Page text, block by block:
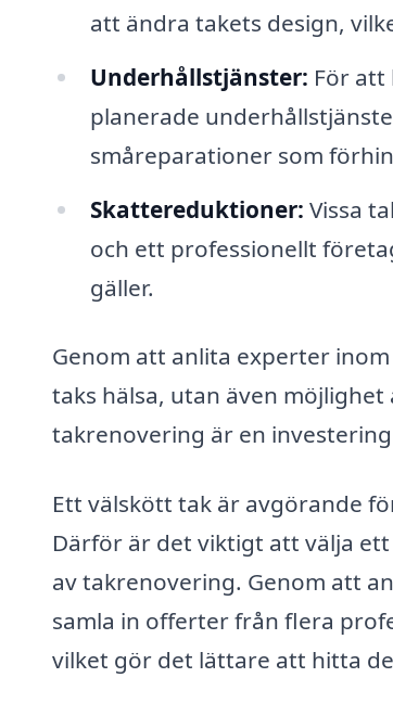
att ändra takets design,
Underhållstjänster: För att
planerade
småreparationer som
Skattereduktioner: Vissa
och ett professionellt
gäller.
Genom att anlita experter
taks hälsa, utan även
takrenovering är en
Ett välskött tak är avgörande
Därför är det viktigt att välja
av takrenovering. Genom att
samla in offerter från flera
vilket gör det lättare att hitta